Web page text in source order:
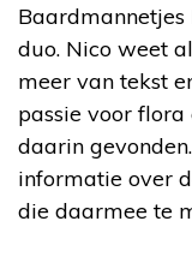
Baardmannetjes
duo. Nico weet
meer van tekst
passie voor
daarin
informatie over
die daarmee te